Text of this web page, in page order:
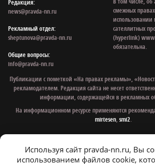
Редакция:
news@pravda-nn.ru
Рекламный отдел:
sheptunova@pravda-nn.ru
Общие вопросы:
info@pravda-nn.ru
смежных
использовании
сателлитных
(hyperlink)
обязательна.
Публикации с пометкой «На правах рекламы»,
рекламодателем. Редакция сайта не несет
информации, содержащейся в рекламных
На информационном ресурсе применяются
mirtesen,smi2.
© 1997 - 2026 Газета «Нижегородская
Используя сайт pravda-nn.ru, Вы
использованием файлов cookie,